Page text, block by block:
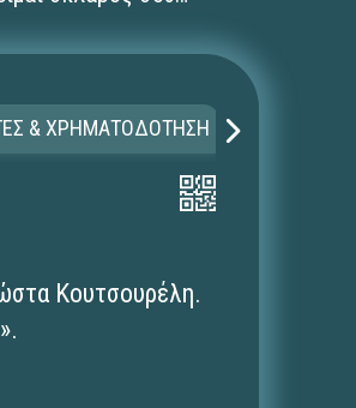
& ΧΡΗΜΑΤΟΔΟΤΗΣΗ
Κουτσουρέλη.